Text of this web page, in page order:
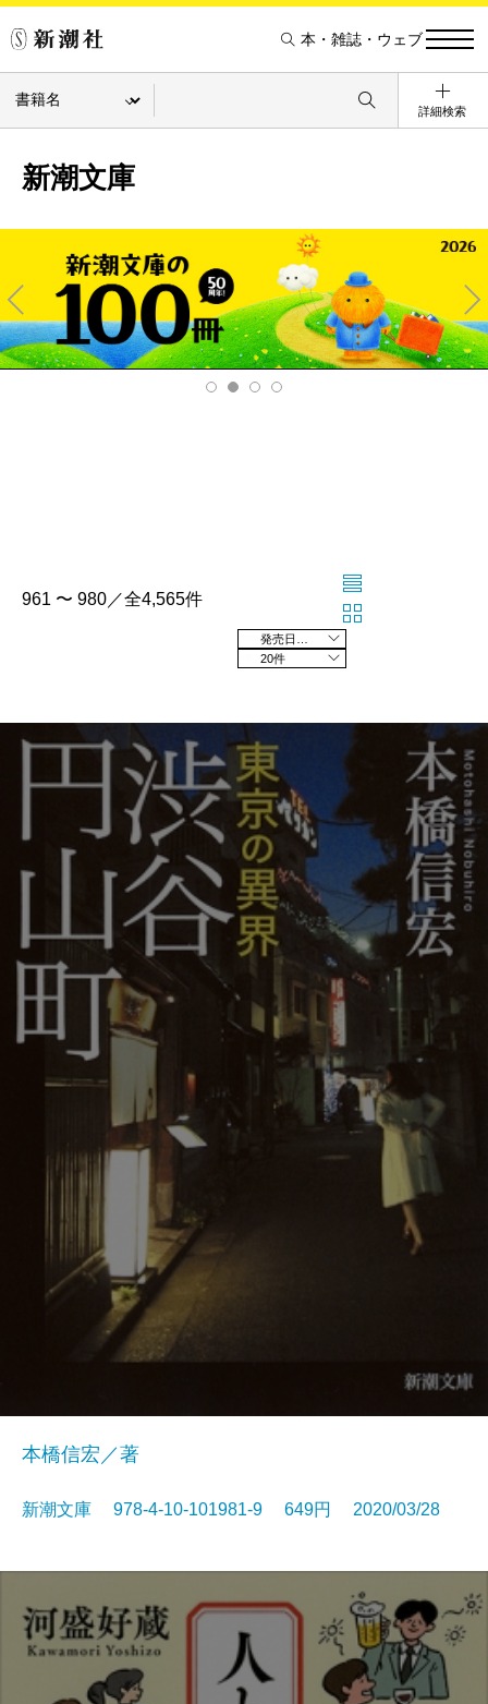
本・雑誌・ウェブ
詳細検索
新潮文庫
Pre
v
Ne
xt
961 〜 980／全4,565件
20件
本橋信宏／著
新潮文庫 978-4-10-101981-9 649円 2020/03/28